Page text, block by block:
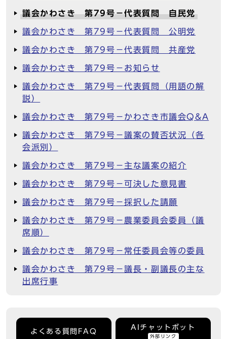
議会かわさき 第79号－代表質問 自民党
議会かわさき 第79号－代表質問 公明党
議会かわさき 第79号－代表質問 共産党
議会かわさき 第79号－お知らせ
議会かわさき 第79号－代表質問（用語の解
説）
議会かわさき 第79号－かわさき市議会Q&A
議会かわさき 第79号－議案の賛否状況（各
会派別）
議会かわさき 第79号－主な議案の紹介
議会かわさき 第79号－可決した意見書
議会かわさき 第79号－採択した請願
議会かわさき 第79号－農業委員会委員（議
席順）
議会かわさき 第79号－常任委員会等の委員
議会かわさき 第79号－議長・副議長の主な
出席行事
よくある質問FAQ
AIチャットボット
外部リンク